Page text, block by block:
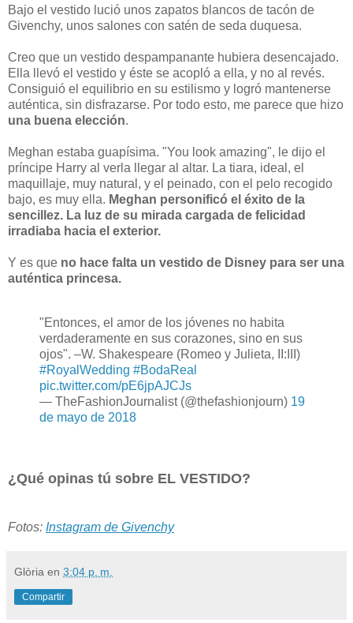
Bajo el vestido lució unos zapatos blancos de tacón de
Givenchy, unos salones con satén de seda duquesa.
Creo que un vestido despampanante hubiera desencajado.
Ella llevó el vestido y éste se acopló a ella, y no al revés.
Consiguió el equilibrio en su estilismo y logró mantenerse
auténtica, sin disfrazarse. Por todo esto, me parece que hizo
una buena elección.
Meghan estaba guapísima. "You look amazing", le dijo el
príncipe Harry al verla llegar al altar. La tiara, ideal, el
maquillaje, muy natural, y el peinado, con el pelo recogido
bajo, es muy ella. Meghan personificó el éxito de la
sencillez. La luz de su mirada cargada de felicidad
irradiaba hacia el exterior.
Y es que no hace falta un vestido de Disney para ser una
auténtica princesa.
"Entonces, el amor de los jóvenes no habita
verdaderamente en sus corazones, sino en sus
ojos". –W. Shakespeare (Romeo y Julieta, II:III)
#RoyalWedding #BodaReal
pic.twitter.com/pE6jpAJCJs
— TheFashionJournalist (@thefashionjourn) 19
de mayo de 2018
¿Qué opinas tú sobre EL VESTIDO?
Fotos: Instagram de Givenchy
Glòria en 3:04 p. m.
Compartir